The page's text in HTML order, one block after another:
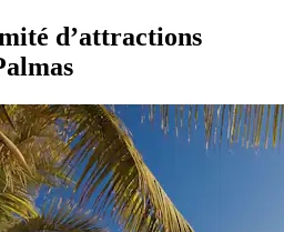
d’attractions